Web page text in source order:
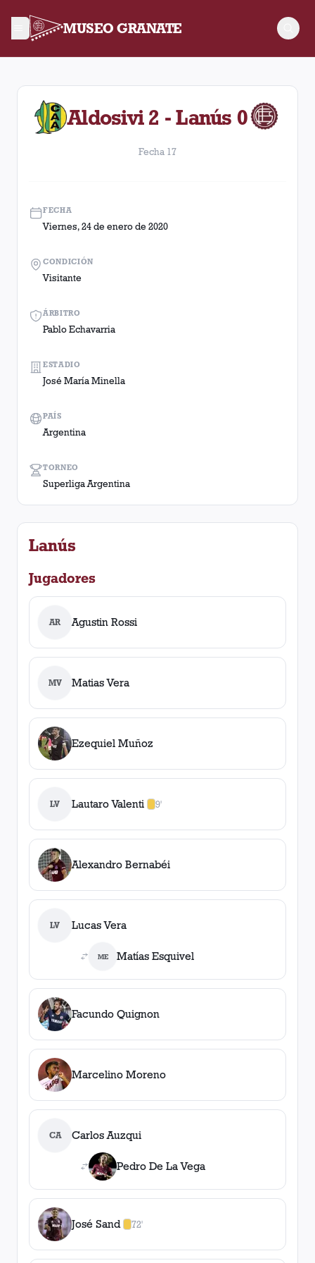
MUSEO GRANATE
Fecha 17. Partido entre Lanús y Aldosivi disputado el
Aldosivi 2 - Lanús 0
Fecha 17
FECHA
Viernes, 24 de enero de 2020
ÁRBITRO
Pablo Echavarria
TORNEO
Superliga Argentina
CONDICIÓN
Visitante
ESTADIO
José María Minella
PAÍS
Argentina
Lanús
Jugadores
AR Agustin Rossi
MV Matias Vera
Ezequiel Muñoz
LV Lautaro Valenti 9'
1amarilla
Alexandro Bernabéi
LV Lucas Vera
ME Matías Esquivel
Facundo Quignon
Marcelino Moreno
CA Carlos Auzqui
Pedro De La Vega
José Sand 72'
1amarilla